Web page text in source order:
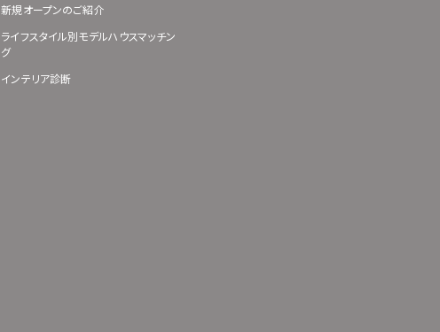
新規オープンのご紹介
ライフスタイル別モデルハウスマッチン
グ
インテリア診断